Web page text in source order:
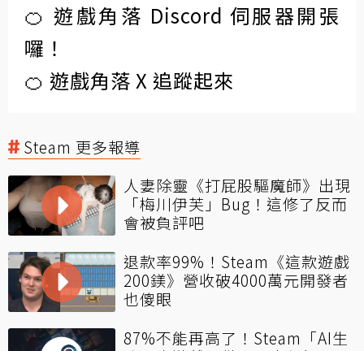
🍊 遊戲角落 Discord 伺服器開張
囉！
🍊 遊戲角落 X 追蹤起來
Steam 更多報導
人妻除靈《打屁股驅魔師》出現
「梅川伊芙」Bug！這修了反而
會被負評吧
退款率99%！Steam《這款遊戲
200鎂》營收破4000萬元開發者
也傻眼
87%不能再高了！Steam「AI生